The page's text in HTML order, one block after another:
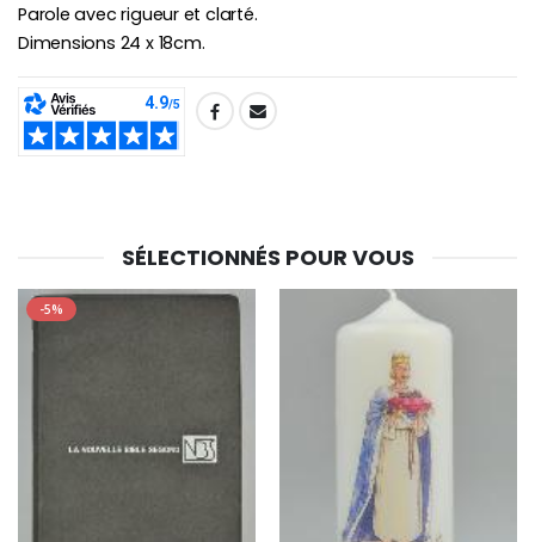
Parole avec rigueur et clarté.
Dimensions 24 x 18cm.
SHARE:
SÉLECTIONNÉS POUR VOUS
-5%